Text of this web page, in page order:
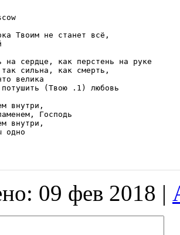
Твоим не станет всё,
на сердце, как перстень на руке
сильна, как смерть,
велика
(Твою .1) любовь
внутри,
Господь
внутри,
одно
09 фев 2018 |